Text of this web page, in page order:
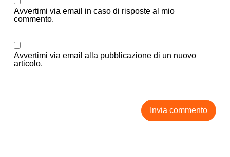
Avvertimi via email in caso di risposte al mio
commento.
Avvertimi via email alla pubblicazione di un nuovo
articolo.